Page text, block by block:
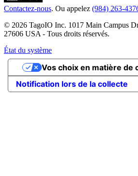
Contactez-nous. Ou appelez (984) 263-
© 2026 TagoIO Inc. 1017 Main Campus
27606 USA - Tous droits réservés.
État du système
Notification lors de la collecte
Vos choix en matière de